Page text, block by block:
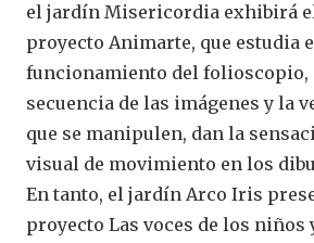
el jardín Misericordia exhibirá
proyecto Animarte, que estudia
funcionamiento del folioscopio,
secuencia de las imágenes y la
que se manipulen, dan la
visual de movimiento en los
En tanto, el jardín Arco Iris
proyecto Las voces de los niños